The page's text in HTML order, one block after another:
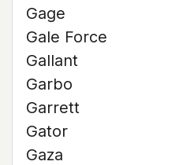
Gage
Gale Force
Gallant
Garbo
Garrett
Gator
Gaza